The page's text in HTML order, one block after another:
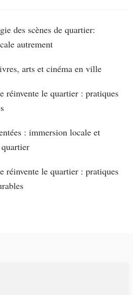
des scènes de quartier:
autrement
arts et cinéma en ville
réinvente le quartier : pratiques
: immersion locale et
réinvente le quartier : pratiques